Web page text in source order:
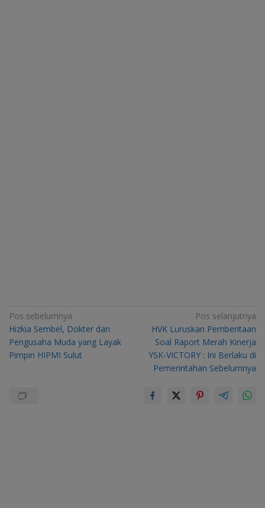
Navigasi
pos
Pos sebelumnya
Hizkia Sembel, Dokter dan
Pengusaha Muda yang Layak
Pimpin HIPMI Sulut
Pos selanjutnya
HVK Luruskan Pemberitaan
Soal Raport Merah Kinerja
YSK-VICTORY : Ini Berlaku di
Pemerintahan Sebelumnya